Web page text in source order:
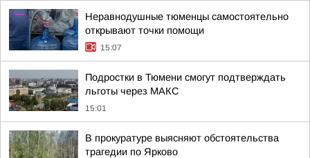
Неравнодушные тюменцы самостоятельно
открывают точки помощи
15:07
Подростки в Тюмени смогут подтверждать
льготы через MAКС
15:01
В прокуратуре выясняют обстоятельства
трагедии по Ярково